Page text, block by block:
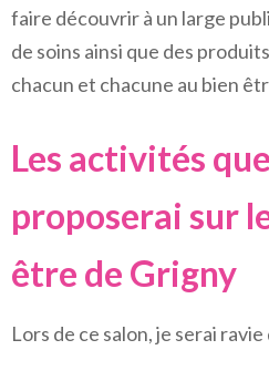
faire découvrir à un large
de soins ainsi que des
chacun et chacune au bien
Les activités
proposerai sur
être de Grigny
Lors de ce salon, je serai